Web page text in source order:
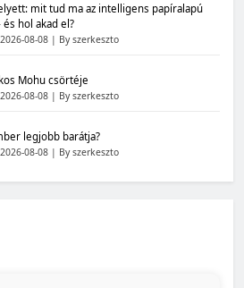
mit tud ma az intelligens papíralapú
hol akad el?
08-08 By szerkeszto
Mohu csörtéje
08-08 By szerkeszto
legjobb barátja?
08-08 By szerkeszto